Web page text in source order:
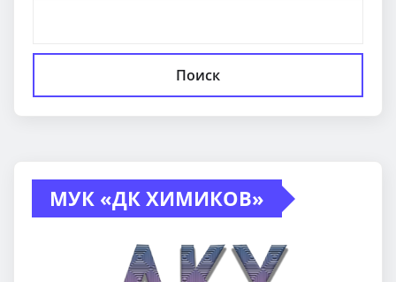
Поиск
МУК «ДК ХИМИКОВ»